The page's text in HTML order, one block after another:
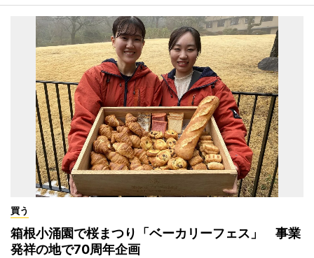
買う
箱根小涌園で桜まつり「ベーカリーフェス」 事業
発祥の地で70周年企画